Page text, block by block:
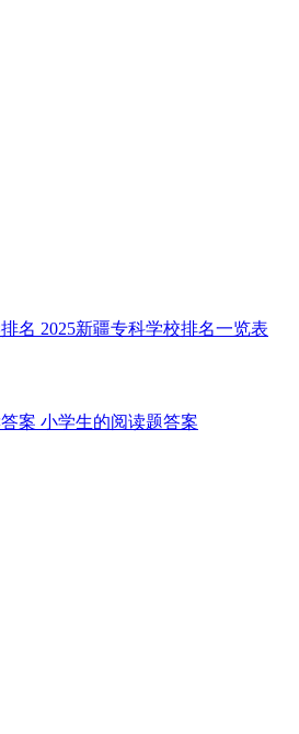
名 2025新疆专科学校排名一览表
案 小学生的阅读题答案